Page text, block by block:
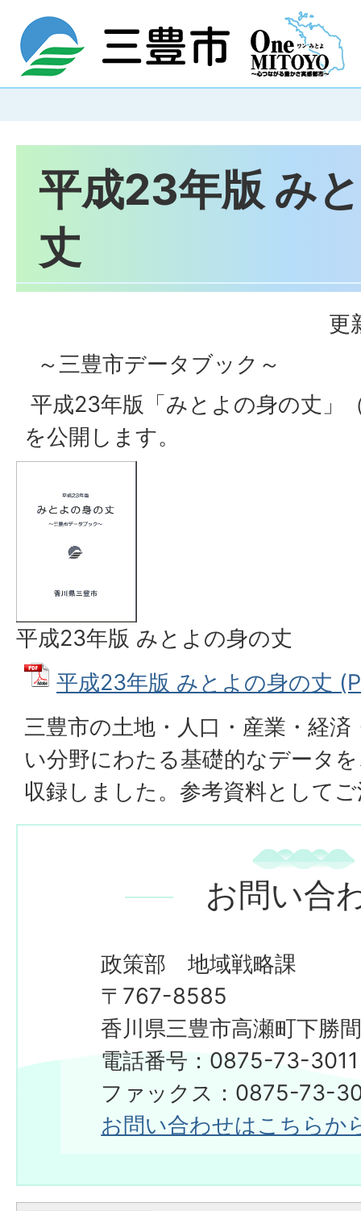
平成23年版 み
丈
更
～三豊市データブック～
平成23年版「みとよの身の丈」
を公開します。
平成23年版 みとよの身の丈
平成23年版 みとよの身の丈
三豊市の土地・人口・産業・経
い分野にわたる基礎的なデータ
収録しました。参考資料として
お問い合
政策部 地域戦略課
​​​​​​​〒767-8585
香川県三豊市高瀬町下勝
電話番号：0875-73-3011
ファックス：0875-73-
お問い合わせはこちらか